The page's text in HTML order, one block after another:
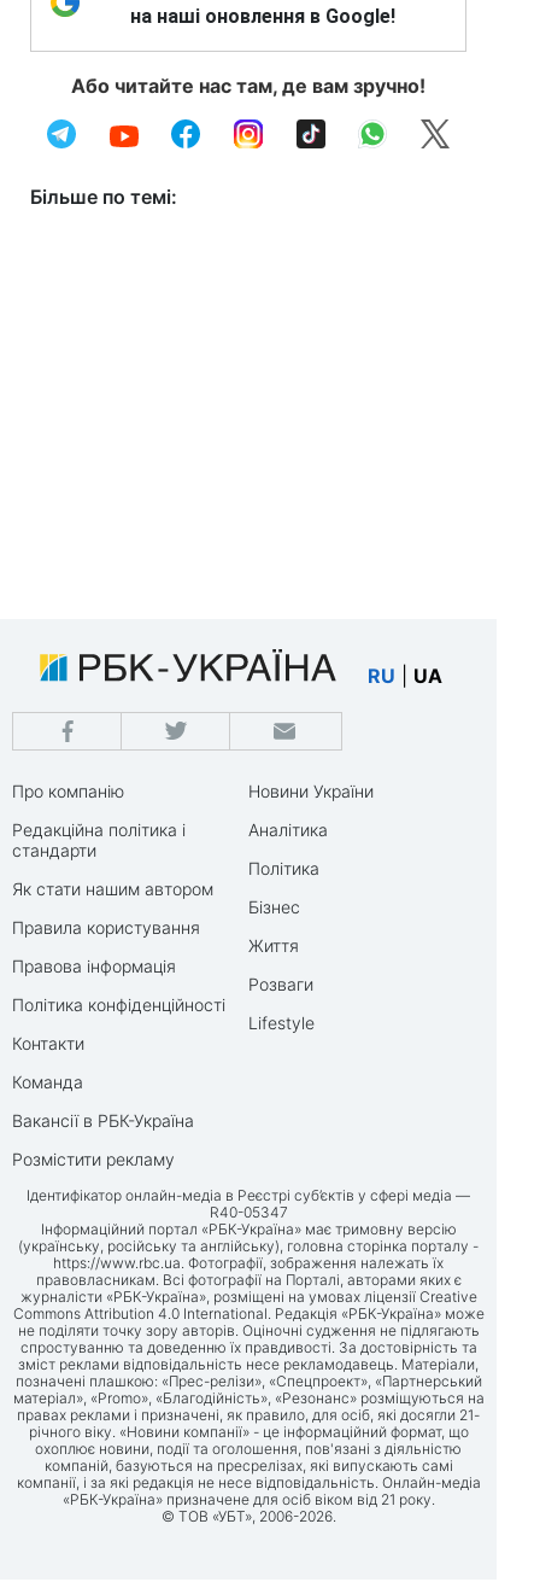
на наші оновлення в Google!
Або читайте нас там, де вам зручно!
Більше по темі:
RU UA
Про компанію
Редакційна політика і
стандарти
Як стати нашим автором
Правила користування
Правова інформація
Політика конфіденційності
Контакти
Команда
Вакансії в РБК-Україна
Розмістити рекламу
Новини України
Аналітика
Політика
Бізнес
Життя
Розваги
Lifestyle
Ідентифікатор онлайн-медіа в Реєстрі суб’єктів у сфері медіа —
R40-05347
Інформаційний портал «РБК-Україна» має тримовну версію
(українську, російську та англійську), головна сторінка порталу -
https://www.rbc.ua. Фотографії, зображення належать їх
правовласникам. Всі фотографії на Порталі, авторами яких є
журналісти «РБК-Україна», розміщені на умовах ліцензії Creative
Commons Attribution 4.0 International. Редакція «РБК-Україна» може
не поділяти точку зору авторів. Оціночні судження не підлягають
спростуванню та доведенню їх правдивості. За достовірність та
зміст реклами відповідальність несе рекламодавець. Матеріали,
позначені плашкою: «Прес-релізи», «Спецпроект», «Партнерський
матеріал», «Promo», «Благодійність», «Резонанс» розміщуються на
правах реклами і призначені, як правило, для осіб, які досягли 21-
річного віку. «Новини компанії» - це інформаційний формат, що
охоплює новини, події та оголошення, пов'язані з діяльністю
компаній, базуються на пресрелізах, які випускають самі
компанії, і за які редакція не несе відповідальність. Онлайн-медіа
«РБК-Україна» призначене для осіб віком від 21 року.
© ТОВ «УБТ», 2006-2026.